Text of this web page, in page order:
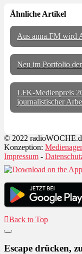
Ähnliche Artikel
Aus anna.FM wird
Neu im Portfolio
LFK-Medienpreis
journalistischer
© 2022
Konzeption:
Impressum -
Back to Top
Escape drücken,